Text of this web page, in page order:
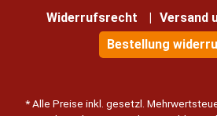
Widerrufsrecht
Versand
Bestellung
* Alle Preise inkl. gesetzl.